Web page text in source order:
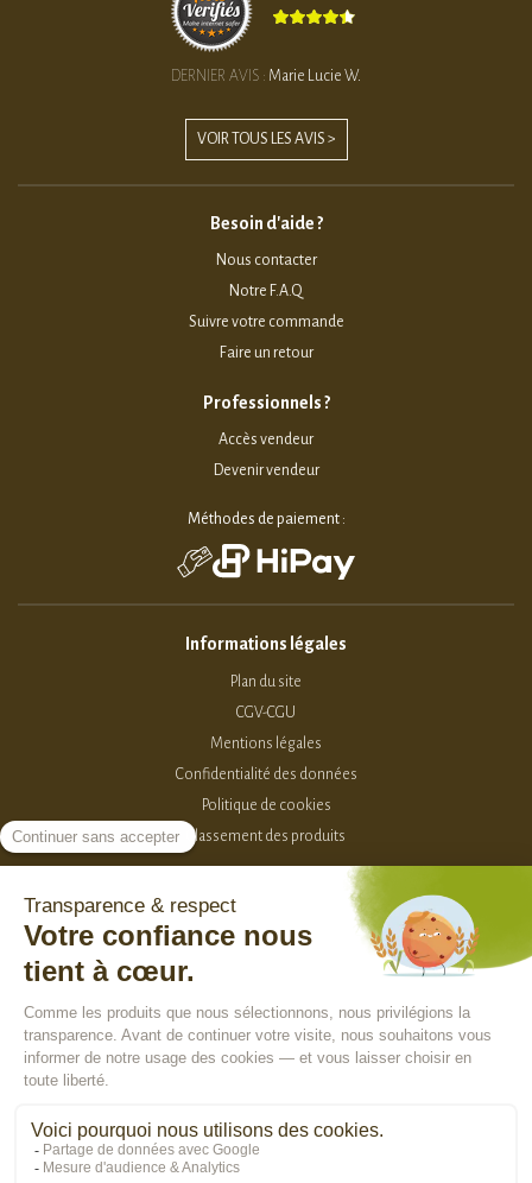
DERNIER AVIS : Marie Lucie W.
VOIR TOUS LES AVIS >
Besoin d'aide ?
Nous contacter
Notre F.A.Q
Suivre votre commande
Faire un retour
Professionnels ?
Accès vendeur
Devenir vendeur
Méthodes de paiement :
Informations légales
Plan du site
CGV-CGU
Mentions légales
Confidentialité des données
Politique de cookies
Classement des produits
2015-2026 - Sevellia
Tous droits réservés
ACCÈS VENDEURS
CONTACTEZ-NOUS